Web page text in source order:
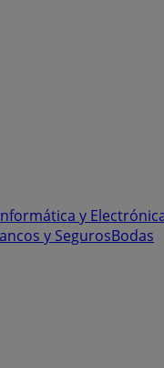
y
y SegurosBodas